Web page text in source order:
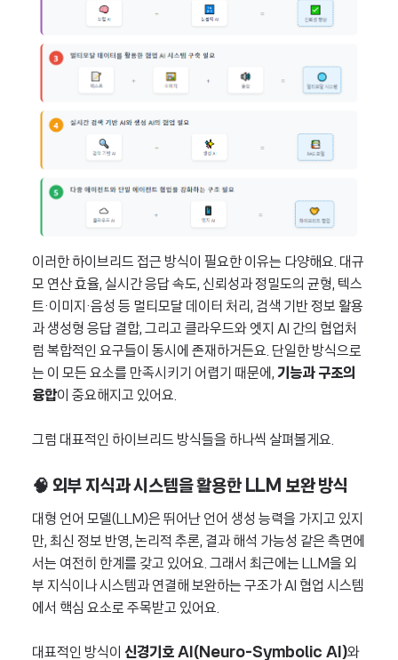
이러한 하이브리드 접근 방식이 필요한 이유는 다양해요. 대규
모 연산 효율, 실시간 응답 속도, 신뢰성과 정밀도의 균형, 텍스
트·이미지·음성 등 멀티모달 데이터 처리, 검색 기반 정보 활용
과 생성형 응답 결합, 그리고 클라우드와 엣지 AI 간의 협업처
럼 복합적인 요구들이 동시에 존재하거든요. 단일한 방식으로
는 이 모든 요소를 만족시키기 어렵기 때문에, 기능과 구조의
융합이 중요해지고 있어요.
그럼 대표적인 하이브리드 방식들을 하나씩 살펴볼게요.
🧠 외부 지식과 시스템을 활용한 LLM 보완 방식
대형 언어 모델(LLM)은 뛰어난 언어 생성 능력을 가지고 있지
만, 최신 정보 반영, 논리적 추론, 결과 해석 가능성 같은 측면에
서는 여전히 한계를 갖고 있어요. 그래서 최근에는 LLM을 외
부 지식이나 시스템과 연결해 보완하는 구조가 AI 협업 시스템
에서 핵심 요소로 주목받고 있어요.
대표적인 방식이 신경기호 AI(Neuro-Symbolic AI)와